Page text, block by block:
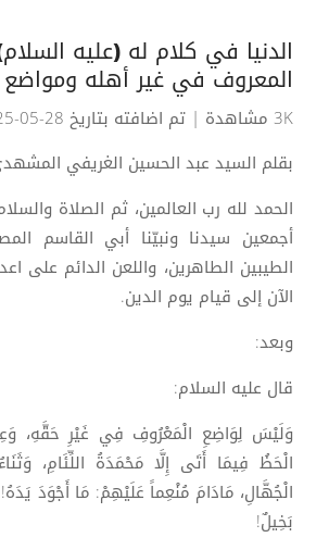
الدنيا في كلام له (عليه
المعروف في غير أهله
3K مشاهدة
| تم اضافته بتاريخ 28-05-2025
بقلم السيد عبد الحسين الغريفي
الحمد لله رب العالمين، ثم الصلاة
أجمعين سيدنا ونبيّنا أبي القاسم
الطيبين الطاهرين، واللعن الدائم على
الآن إلى قيام يوم الدين.
وبعد:
قال عليه السلام:
وَلَيْسَ لِوَاضِعِ الْمَعْرُوفِ فِي غَيْرِ حَقَّهِ،
الْحَظُ فِيمَا أَتَى إِلَّا مَحْمَدَةُ اللِّئَامِ،
الْجُهَّالِ، مَادَامَ مُنْعِماً عَلَيْهِمْ: مَا أَجْوَدَ
بَخِيلٌ!